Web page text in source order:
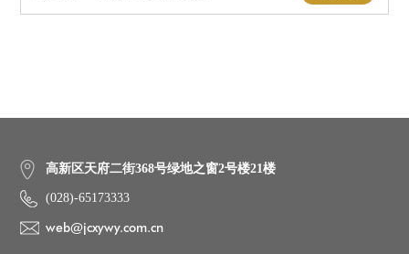
高新区天府二街368号绿地之窗2号楼21楼
(028)-65173333
web@jcxywy.com.cn